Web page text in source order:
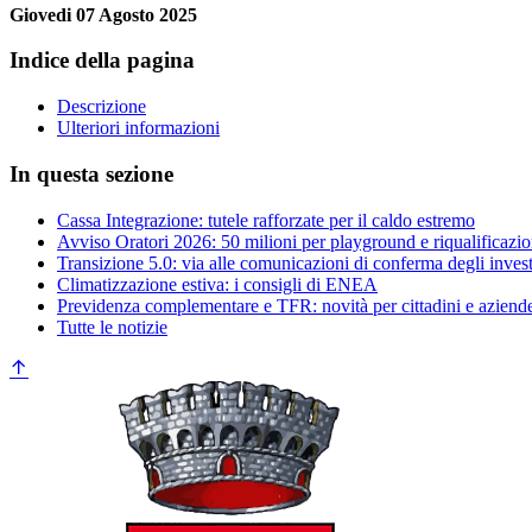
Giovedi 07 Agosto 2025
Indice della pagina
Descrizione
Ulteriori informazioni
In questa sezione
Cassa Integrazione: tutele rafforzate per il caldo estremo
Avviso Oratori 2026: 50 milioni per playground e
Transizione 5.0: via alle comunicazioni di conferma degli
Climatizzazione estiva: i consigli di ENEA
Previdenza complementare e TFR: novità per cittadini e
Tutte le notizie